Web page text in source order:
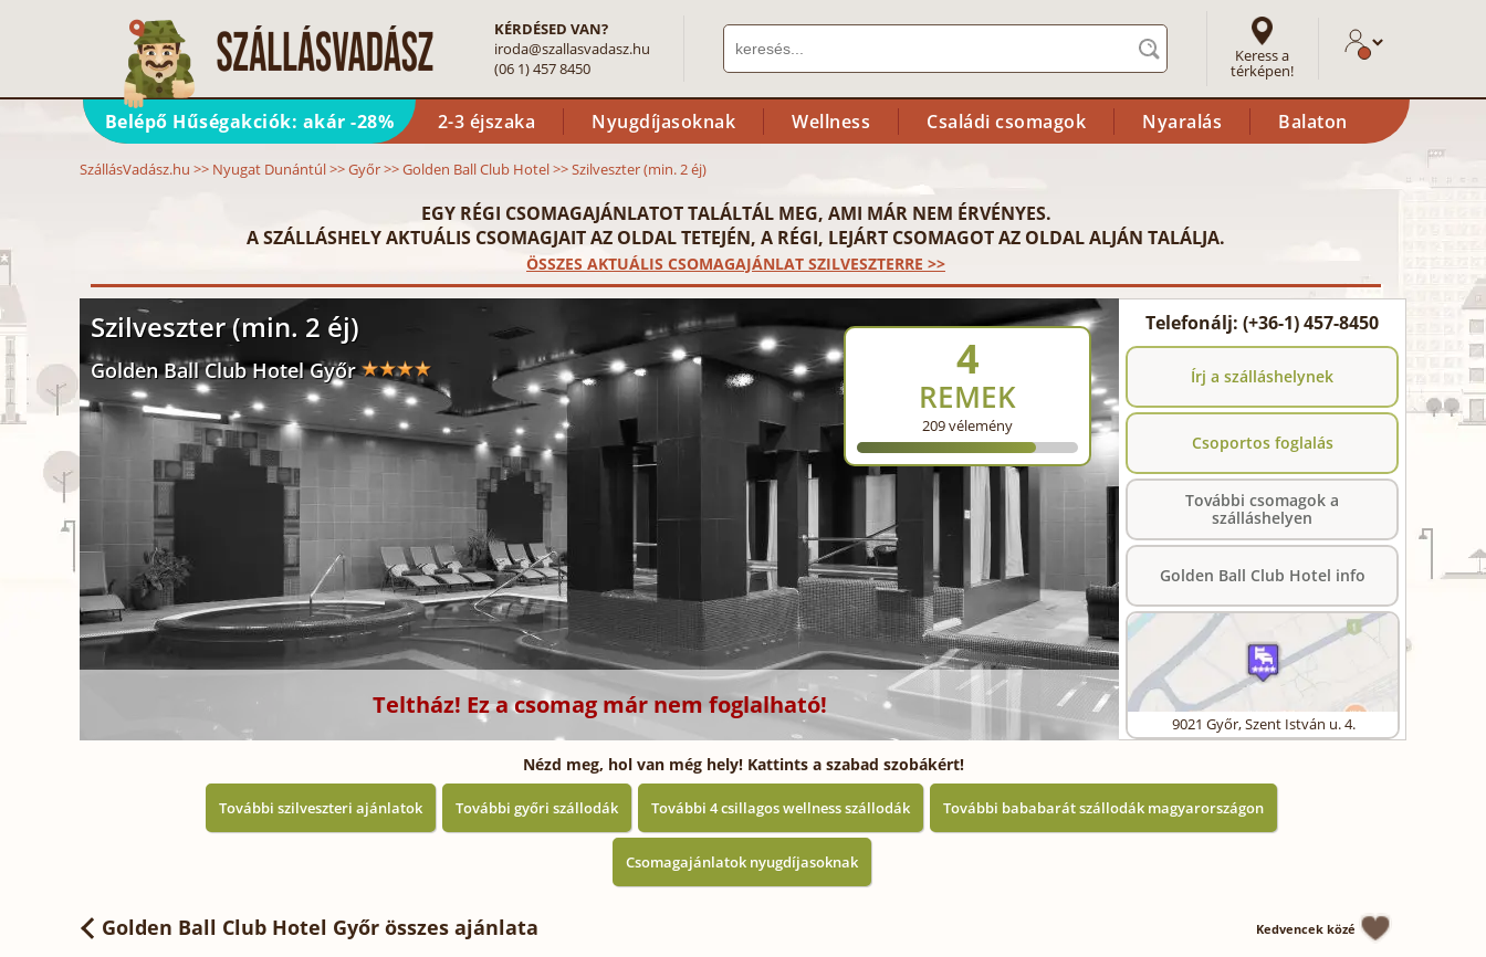
KÉRDÉSED VAN?
iroda@szallasvadasz.hu
(06 1) 457 8450
Keress a
térképen!
Belépő Hűségakciók: akár -28% 2-3 éjszaka Nyugdíjasoknak Wellness Családi csomagok Nyaralás Balaton
SzállásVadász.hu >> Nyugat Dunántúl>>Győr>>Golden Ball Club Hotel>>Szilveszter (min. 2 éj)
EGY RÉGI CSOMAGAJÁNLATOT TALÁLTÁL MEG, AMI MÁR NEM ÉRVÉNYES.
A SZÁLLÁSHELY AKTUÁLIS CSOMAGJAIT AZ OLDAL TETEJÉN, A RÉGI, LEJÁRT CSOMAGOT AZ OLDAL ALJÁN TALÁLJA.
ÖSSZES AKTUÁLIS CSOMAGAJÁNLAT SZILVESZTERRE >>
Szilveszter (min. 2 éj)
Golden Ball Club Hotel Győr
Teltház! Ez a csomag már nem foglalható!
4
REMEK
209vélemény
Telefonálj: (+36-1) 457-8450
Írj a szálláshelynek
Csoportos foglalás
További csomagok a
szálláshelyen
Golden Ball Club Hotel info
9021 Győr,Szent István u. 4.
Nézd meg, hol van még hely! Kattints a szabad szobákért!
További szilveszteri ajánlatok További győri szállodák További 4 csillagos wellness szállodák További bababarát szállodák magyarországon
Csomagajánlatok nyugdíjasoknak
Golden Ball Club Hotel Győr összes ajánlata Kedvencek közé